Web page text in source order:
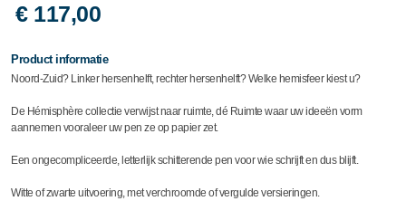
€ 117,00
Product informatie
Noord-Zuid? Linker hersenhelft, rechter hersenhelft? Welke hemisfeer kiest u?
De Hémisphère collectie verwijst naar ruimte, dé Ruimte waar uw ideeën vorm
aannemen vooraleer uw pen ze op papier zet.
Een ongecompliceerde, letterlijk schitterende pen voor wie schrijft en dus blijft.
Witte of zwarte uitvoering, met verchroomde of vergulde versieringen.